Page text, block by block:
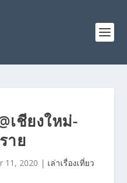
เชียงใหม่-
าย
11, 2020 | เล่าเรื่องเที่ยว